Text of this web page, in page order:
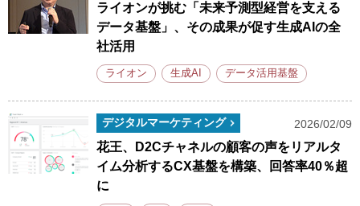
ライオンが挑む「未来予測型経営を支える
データ基盤」、その成果が促す生成AIの全
社活用
ライオン 生成AI データ活用基盤
デジタルマーケティング 2026/02/09
花王、D2Cチャネルの顧客の声をリアルタ
イム分析するCX基盤を構築、回答率40％超
に